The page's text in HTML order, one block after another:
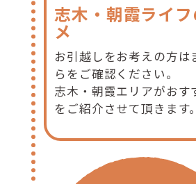
志木・朝霞ライ
メ
お引越しをお考えの方は
らをご確認ください。
志木・朝霞エリアがおす
をご紹介させて頂きます。